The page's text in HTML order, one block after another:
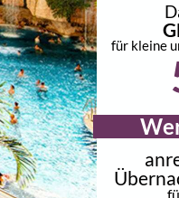
für kleine